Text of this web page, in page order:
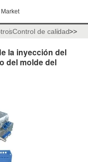
Control de calidad>>
la inyección del
del molde del